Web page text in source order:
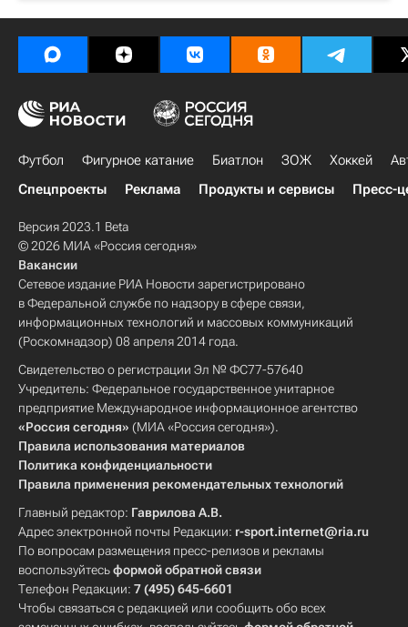
Футбол Фигурное катание Биатлон ЗОЖ Хоккей
Спецпроекты
Реклама Продукты и сервисы Пресс-
Версия 2023.1 Beta
© 2026 МИА «Россия сегодня»
Вакансии
Сетевое издание РИА Новости зарегистрировано
в Федеральной службе по надзору в сфере связи,
информационных технологий и массовых коммуникаций
(Роскомнадзор) 08 апреля 2014 года.
Свидетельство о регистрации Эл № ФС77-57640
Учредитель: Федеральное государственное унитарное
предприятие Международное информационное агентство
«Россия сегодня» (МИА «Россия сегодня»).
Правила использования материалов
Политика конфиденциальности
Правила применения рекомендательных технологий
Главный редактор: Гаврилова А.В.
Адрес электронной почты Редакции: r-sport.internet@ria.ru
По вопросам размещения пресс-релизов и рекламы
воспользуйтесьформой обратной связи
Телефон Редакции: 7 (495) 645-6601
Чтобы связаться с редакцией или сообщить обо всех